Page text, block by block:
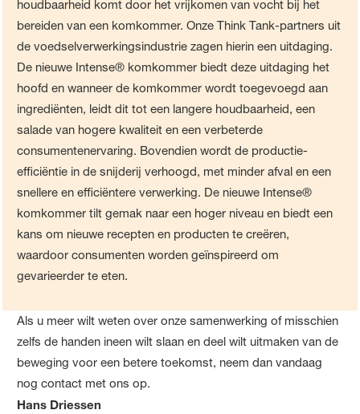
houdbaarheid komt door het vrijkomen van vocht bij het
bereiden van een komkommer. Onze Think Tank-partners uit
de voedselverwerkingsindustrie zagen hierin een uitdaging.
De nieuwe Intense® komkommer biedt deze uitdaging het
hoofd en wanneer de komkommer wordt toegevoegd aan
ingrediënten, leidt dit tot een langere houdbaarheid, een
salade van hogere kwaliteit en een verbeterde
consumentenervaring. Bovendien wordt de productie-
efficiëntie in de snijderij verhoogd, met minder afval en een
snellere en efficiëntere verwerking. De nieuwe Intense®
komkommer tilt gemak naar een hoger niveau en biedt een
kans om nieuwe recepten en producten te creëren,
waardoor consumenten worden geïnspireerd om
gevarieerder te eten.
Als u meer wilt weten over onze samenwerking of misschien
zelfs de handen ineen wilt slaan en deel wilt uitmaken van de
beweging voor een betere toekomst, neem dan vandaag
nog contact met ons op.
Hans Driessen